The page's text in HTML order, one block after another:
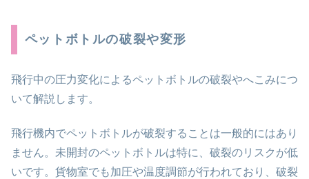
ペットボトルの破裂や変形
飛行中の圧力変化によるペットボトルの破裂やへこみにつ
いて解説します。
飛行機内でペットボトルが破裂することは一般的にはあり
ません。未開封のペットボトルは特に、破裂のリスクが低
いです。貨物室でも加圧や温度調節が行われており、破裂